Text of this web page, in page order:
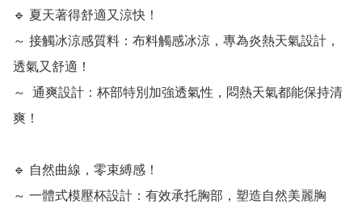
🔹 夏天著得舒適又涼快！
～ 接觸冰涼感質料：布料觸感冰涼，專為炎熱天氣設計，
透氣又舒適！
～  通爽設計：杯部特別加強透氣性，悶熱天氣都能保持清
爽！
🔹 自然曲線，零束縛感！
～ 一體式模壓杯設計：有效承托胸部，塑造自然美麗胸